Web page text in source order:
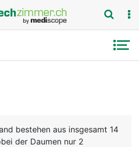
bestehen aus insgesamt 14
der Daumen nur 2